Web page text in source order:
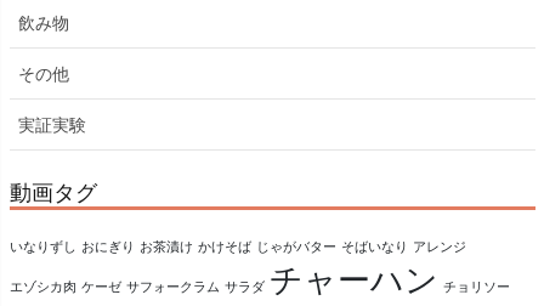
飲み物
その他
実証実験
動画タグ
いなりずし おにぎり お茶漬け かけそば じゃがバター そばいなり アレンジ
エゾシカ肉 ケーゼ サフォークラム サラダ チャーハン チョリソー